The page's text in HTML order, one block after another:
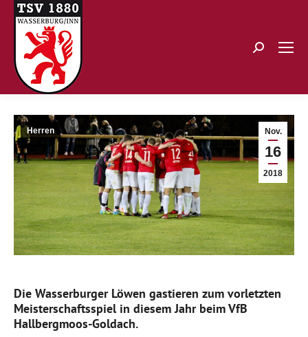
Search:
Nov.
16
2018
Herren
Die Wasserburger Löwen gastieren zum vorletzten
Meisterschaftsspiel in diesem Jahr beim VfB
Hallbergmoos-Goldach.